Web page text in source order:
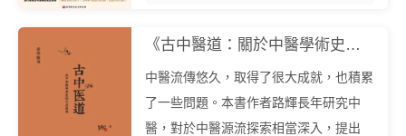
血管疾病及神經退行性變性...
《古中醫道：關於中醫學術史的幾點思考》路輝『中文EPUB電子書下載 - 爾書網』
中醫流傳悠久，取得了很大成就，也積累
了一些問題。本書作者路輝長年研究中
醫，對於中醫源流探索相當深入，提出